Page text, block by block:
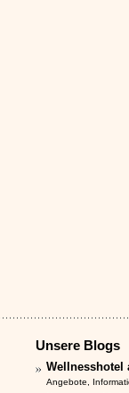
Unsere Blogs
Wellnesshotel
Angebote,